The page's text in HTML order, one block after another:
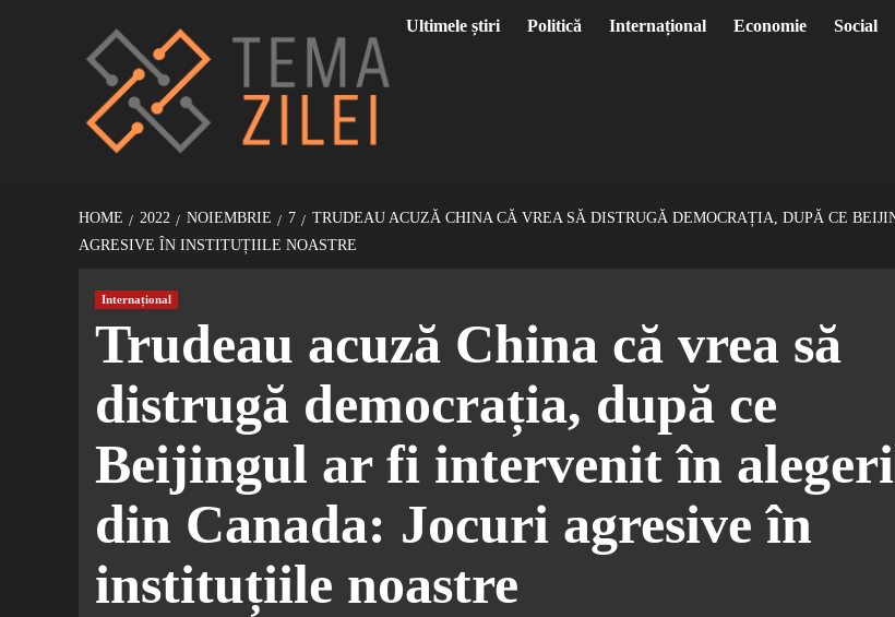
Ultimele știri Politică Internațional Economie Social
HOME 2022 NOIEMBRIE 7
TRUDEAU ACUZĂ CHINA CĂ VREA SĂ DISTRUGĂ DEMOCRAȚIA, DUPĂ CE
AGRESIVE ÎN INSTITUȚIILE NOASTRE
Internațional
Trudeau acuză China că vrea să
distrugă democrația, după ce
Beijingul ar fi intervenit în
din Canada: Jocuri agresive în
instituțiile noastre